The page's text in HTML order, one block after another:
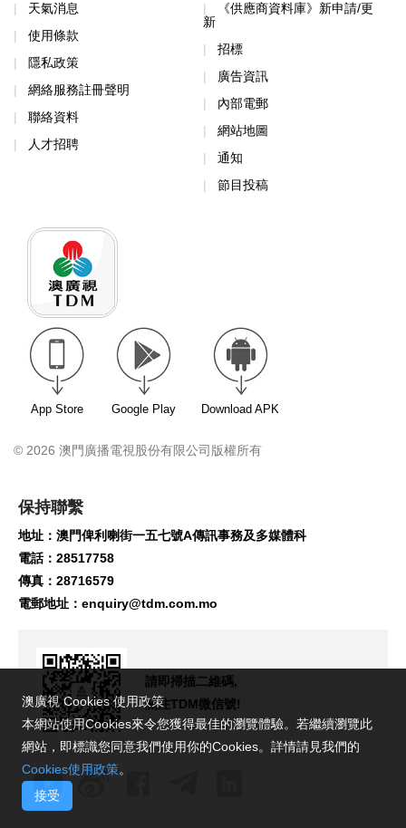
天氣消息
使用條款
隱私政策
網絡服務註冊聲明
聯絡資料
人才招聘
《供應商資料庫》新申請/更
新
招標
廣告資訊
內部電郵
網站地圖
通知
節目投稿
App Store Google Play Download APK
© 2026 澳門廣播電視股份有限公司版權所有
保持聯繫
地址：澳門俾利喇街一五七號A傳訊事務及多媒體科
電話：28517758
傳真：28716579
電郵地址： enquiry@tdm.com.mo
請即掃描二維碼,
關注TDM微信號!
澳廣視 Cookies 使用政策
本網站使用Cookies來令您獲得最佳的瀏覽體驗。若繼續瀏覽此
網站，即標識您同意我們使用你的Cookies。詳情請見我們的
Cookies使用政策。
接受